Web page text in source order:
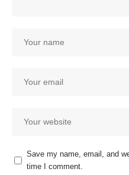
Save my name, email, and
time I comment.